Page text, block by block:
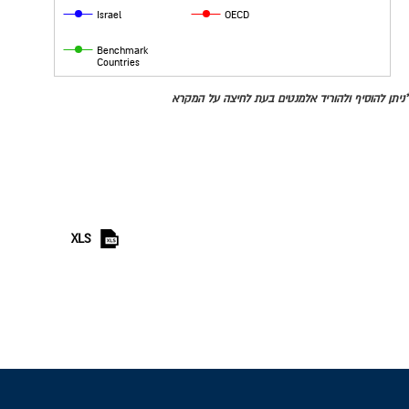
Israel OECD
Benchmark
Countries
*ניתן להוסיף ולהוריד אלמנטים בעת לחיצה על המקרא
XLS